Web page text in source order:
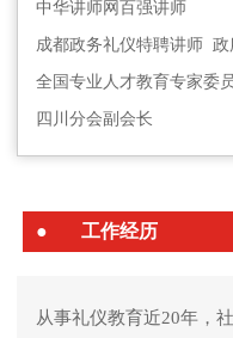
中华讲师网百强讲师
成都政务礼仪特聘讲师
全国专业人才教育专家委
四川分会副会长
● 工作经历
从事礼仪教育近20年，